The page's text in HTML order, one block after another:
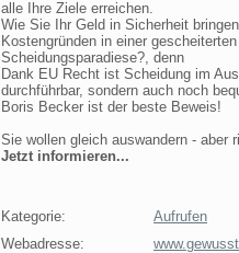
alle Ihre Ziele erreichen.
Wie Sie Ihr Geld in Sicherheit
Kostengründen in einer
Scheidungsparadiese?, denn
Dank EU Recht ist Scheidung im
durchführbar, sondern auch noch
Boris Becker ist der beste Beweis!
Sie wollen gleich auswandern - aber
Jetzt informieren...
Kategorie:
Aufrufen
Webadresse: